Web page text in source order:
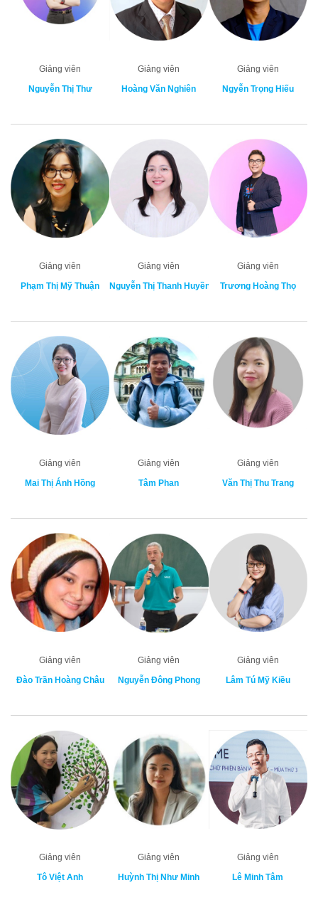
Giảng viên
Nguyễn Thị Thư
Giảng viên
Hoàng Văn Nghiên
Giảng viên
Ngyễn Trọng Hiếu
Giảng viên
Phạm Thị Mỹ Thuận
Giảng viên
Nguyễn Thị Thanh Huyền
Giảng viên
Trương Hoàng Thọ
Giảng viên
Mai Thị Ánh Hồng
Giảng viên
Tâm Phan
Giảng viên
Văn Thị Thu Trang
Giảng viên
Đào Trần Hoàng Châu
Giảng viên
Nguyễn Đông Phong
Giảng viên
Lâm Tú Mỹ Kiều
Giảng viên
Tô Việt Anh
Giảng viên
Huỳnh Thị Như Minh
Giảng viên
Lê Minh Tâm